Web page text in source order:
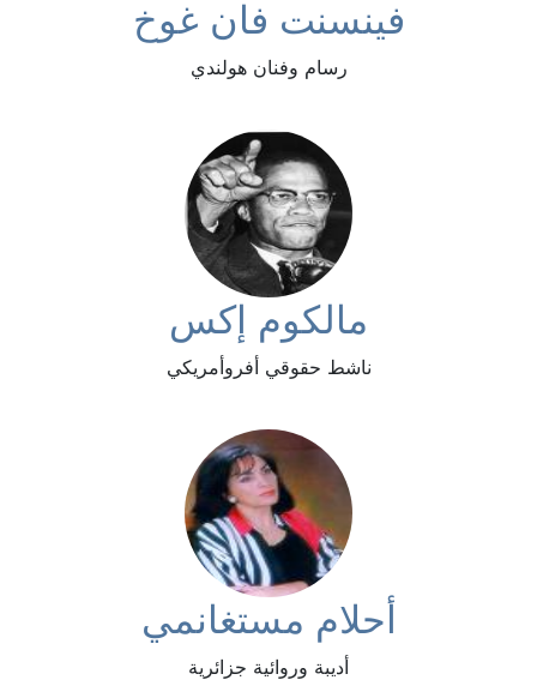
فينسنت فان غوخ
رسام وفنان هولندي
مالكوم إكس
ناشط حقوقي أفروأمريكي
أحلام مستغانمي
أديبة وروائية جزائرية